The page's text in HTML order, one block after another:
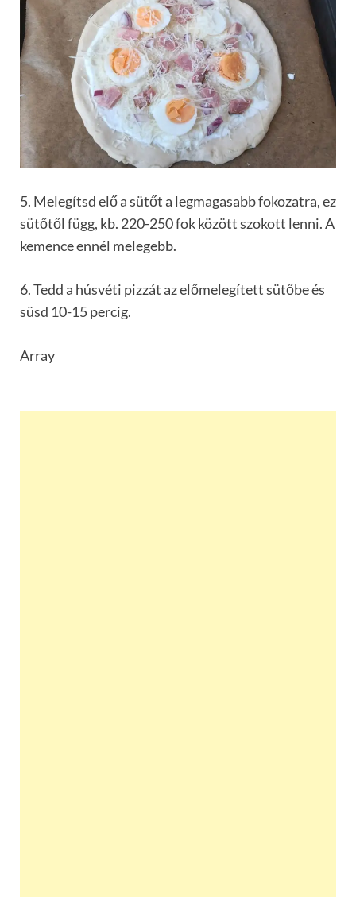
5. Melegítsd elő a sütőt a legmagasabb fokozatra, ez
sütőtől függ, kb. 220-250 fok között szokott lenni. A
kemence ennél melegebb.
6. Tedd a húsvéti pizzát az előmelegített sütőbe és
süsd 10-15 percig.
Array